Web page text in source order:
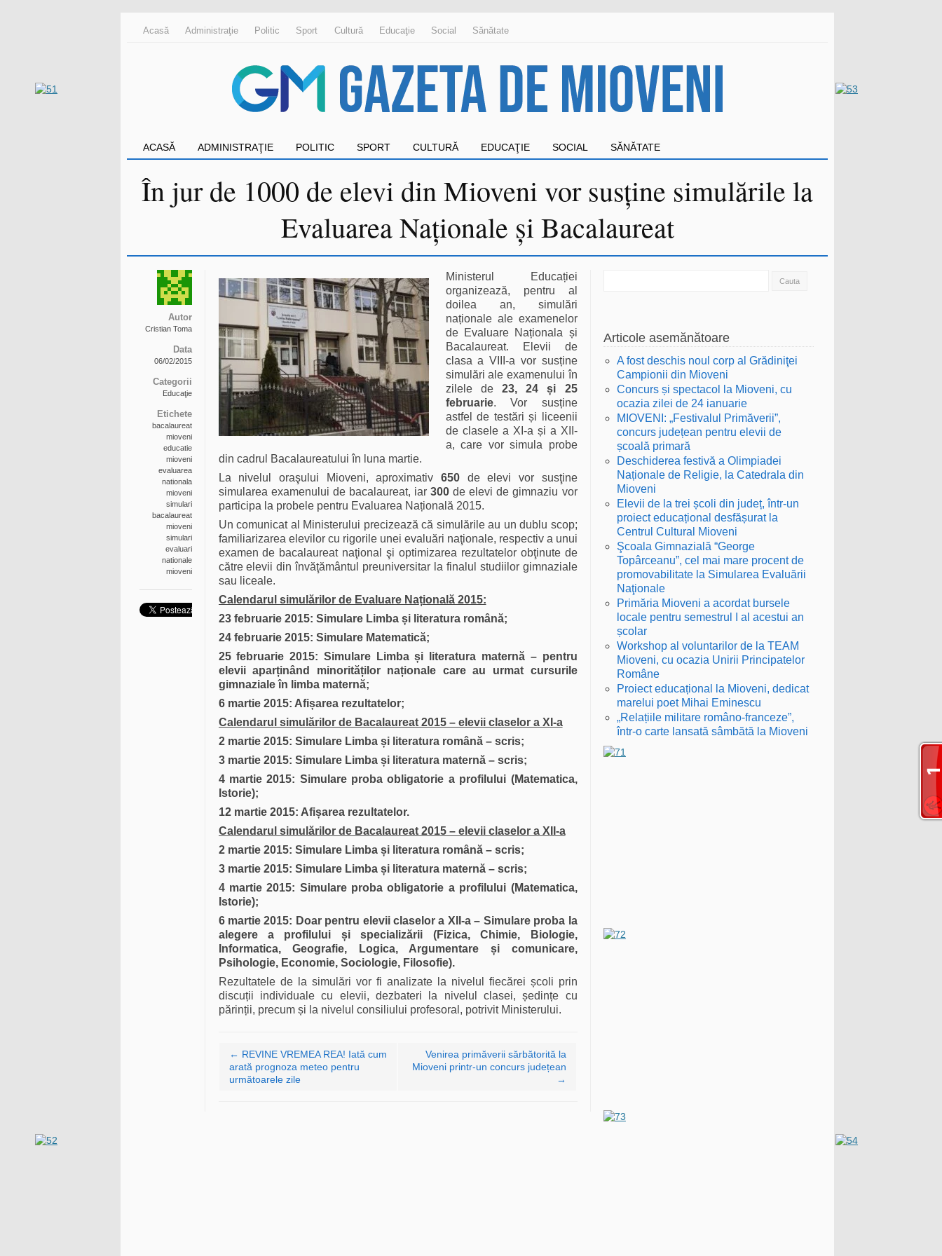
Acasă Administraţie Politic Sport Cultură Educaţie Social Sănătate
ACASĂ ADMINISTRAŢIE POLITIC SPORT CULTURĂ EDUCAŢIE SOCIAL SĂNĂTATE
În jur de 1000 de elevi din Mioveni vor susține simulările la
Evaluarea Naționale și Bacalaureat
Autor
Cristian Toma
Data
06/02/2015
Categorii
Educaţie
Etichete
bacalaureat
mioveni
educatie
mioveni
evaluarea
nationala
mioveni
simulari
bacalaureat
mioveni
simulari
evaluari
nationale
mioveni
Ministerul Educației
organizează, pentru al
doilea an, simulări
naționale ale examenelor
de Evaluare Naționala și
Bacalaureat. Elevii de
clasa a VIII-a vor susține
simulări ale examenului în
zilele de 23, 24 și 25
februarie. Vor susține
astfel de testări și liceenii
de clasele a XI-a și a XII-
a, care vor simula probe
din cadrul Bacalaureatului în luna martie.
La nivelul oraşului Mioveni, aproximativ 650de elevi vor susţine
simularea examenului de bacalaureat, iar300 de elevi de gimnaziu vor
participa la probele pentru Evaluarea Națională 2015.
Un comunicat al Ministerului precizează că simulările au un dublu scop;
familiarizarea elevilor cu rigorile unei evaluări naţionale, respectiv a unui
examen de bacalaureat naţional şi optimizarea rezultatelor obţinute de
către elevii din învăţământul preuniversitar la finalul studiilor gimnaziale
sau liceale.
Calendarul simulărilor de Evaluare Națională 2015:
23 februarie 2015: Simulare Limba și literatura română;
24 februarie 2015: Simulare Matematică;
25 februarie 2015: Simulare Limbași literatura maternă – pentru
elevii aparținând minorităților naționale care au urmat cursurile
gimnaziale în limba maternă;
6 martie 2015: Afișarea rezultatelor;
Calendarul simulărilor de Bacalaureat 2015 – elevii claselor a XI-a
2 martie 2015: Simulare Limba și literatura română – scris;
3 martie 2015: Simulare Limba și literatura maternă – scris;
4 martie 2015: Simulare proba obligatorie a profilului (Matematica,
Istorie);
12 martie 2015: Afișarea rezultatelor.
Calendarul simulărilor de Bacalaureat 2015 – elevii claselor a XII-a
2 martie 2015: Simulare Limba și literatura română – scris;
3 martie 2015: Simulare Limba și literatura maternă – scris;
4 martie 2015: Simulare proba obligatorie a profilului (Matematica,
Istorie);
6 martie 2015: Doar pentru elevii claselor a XII-a – Simulare proba la
alegere a profilului și specializării (Fizica, Chimie, Biologie,
Informatica, Geografie, Logica, Argumentare și comunicare,
Psihologie, Economie, Sociologie, Filosofie).
Rezultatele de la simulări vor fi analizate la nivelul fiecărei școli prin
discuții individuale cu elevii, dezbateri la nivelul clasei, ședințe cu
părinții, precum și la nivelul consiliului profesoral, potrivit Ministerului.
Navigare articole
← REVINE VREMEA REA! Iată cum
arată prognoza meteo pentru
următoarele zile
Venirea primăverii sărbătorită la
Mioveni printr-un concurs județean
→
Articole asemănătoare
A fost deschis noul corp al Grădiniţei
Campionii din Mioveni
Concurs și spectacol la Mioveni, cu
ocazia zilei de 24 ianuarie
MIOVENI: „Festivalul Primăverii”,
concurs județean pentru elevii de
școală primară
Deschiderea festivă a Olimpiadei
Naționale de Religie, la Catedrala din
Mioveni
Elevii de la trei școli din județ, într-un
proiect educațional desfășurat la
Centrul Cultural Mioveni
Şcoala Gimnazială “George
Topârceanu”, cel mai mare procent de
promovabilitate la Simularea Evaluării
Naţionale
Primăria Mioveni a acordat bursele
locale pentru semestrul I al acestui an
școlar
Workshop al voluntarilor de la TEAM
Mioveni, cu ocazia Unirii Principatelor
Române
Proiect educațional la Mioveni, dedicat
marelui poet Mihai Eminescu
„Relațiile militare româno-franceze”,
într-o carte lansată sâmbătă la Mioveni